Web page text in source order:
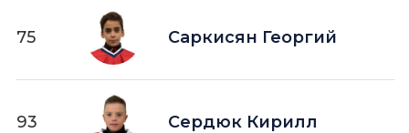
75 Саркисян Георгий
93 Сердюк Кирилл